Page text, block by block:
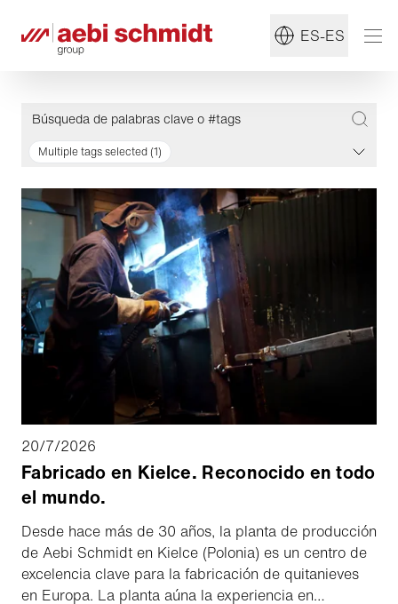
ES-ES
Multiple tags selected (1)
20/7/2026
Fabricado en Kielce. Reconocido en todo
el mundo.
Desde hace más de 30 años, la planta de producción
de Aebi Schmidt en Kielce (Polonia) es un centro de
excelencia clave para la fabricación de quitanieves
en Europa. La planta aúna la experiencia en